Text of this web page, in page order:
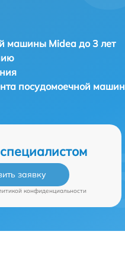
машины Midea до 3 лет
посудомоечной
заявку
конфиденциальности